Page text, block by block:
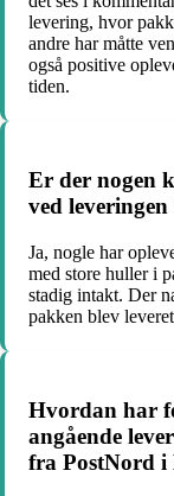
levering, hvor
andre har måtte
også positive
tiden.
Er der nogen
ved
Ja, nogle har
med store huller i
stadig intakt. Der
pakken blev
Hvordan har
angående
fra PostNord i